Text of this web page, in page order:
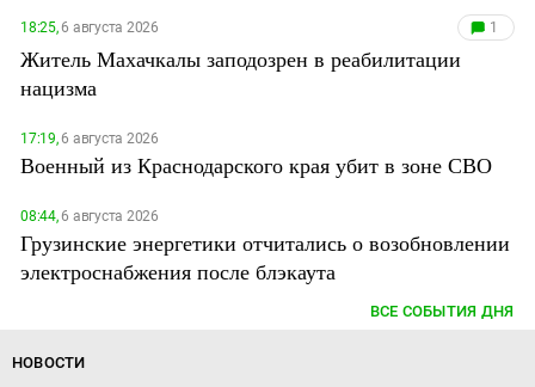
18:25,6 августа 2026 1
Житель Махачкалы заподозрен в реабилитации
нацизма
17:19,6 августа 2026
Военный из Краснодарского края убит в зоне СВО
08:44,6 августа 2026
Грузинские энергетики отчитались о возобновлении
электроснабжения после блэкаута
ВСЕ СОБЫТИЯ ДНЯ
НОВОСТИ